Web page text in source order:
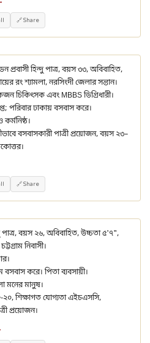
🔗 Share
প্রবাসী হিন্দু পাত্র, বয়স ৩৩, অবিবাহিত,
রং শ্যামলা, নরসিংদী জেলার সন্তান।
চিকিৎসক এবং MBBS ডিগ্রিধারী।
পরিবার ঢাকায় বসবাস করে।
কর্মনিষ্ঠ।
বসবাসকারী পাত্রী প্রয়োজন, বয়স ২৩–
🔗 Share
পাত্র, বয়স ২৬, অবিবাহিত, উচ্চতা ৫'৭",
নিবাসী।
বসবাস করে। পিতা ব্যবসায়ী।
মনের মানুষ।
২০, শিক্ষাগত যোগ্যতা এইচএসসি,
প্রয়োজন।